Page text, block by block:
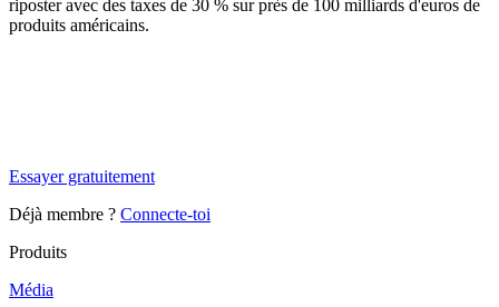
riposter avec des taxes de 30 % sur près de 100 milliards d'euros de
produits américains.
Essayer gratuitement
Déjà membre ? Connecte-toi
Produits
Média